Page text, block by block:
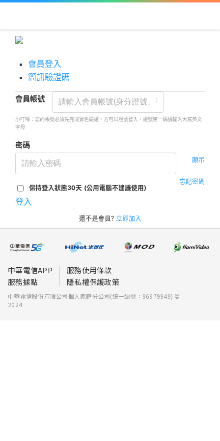
會員登入
簡訊驗證碼
會員帳號
小叮嚀：您的帳號必須先完成實名驗證，方可以證號登入，證號第一碼請輸入大寫英文
字母
密碼
顯示
忘記密碼
保持登入狀態30天 (公用電腦不建議使用)
登入
還不是會員? 立即加入
中華電信APP
服務據點
服務使用條款
隱私權保護政策
中華電信股份有限公司個人家庭分公司(統一編號：96979949) ©
2024